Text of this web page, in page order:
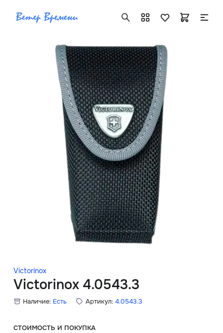
Victorinox
Victorinox 4.0543.3
Наличие: Есть Артикул: 4.0543.3
СТОИМОСТЬ И ПОКУПКА
+7 ( 705 ) 181-42-50
info@vetervremeni.kz
Авторизация
Каталог
Мужские часы
Женские часы
Скидки
Главная
О нас